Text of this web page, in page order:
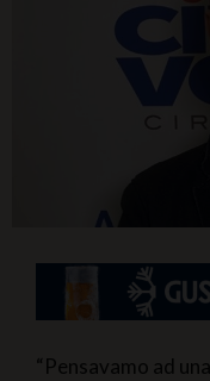
“Pensavamo ad